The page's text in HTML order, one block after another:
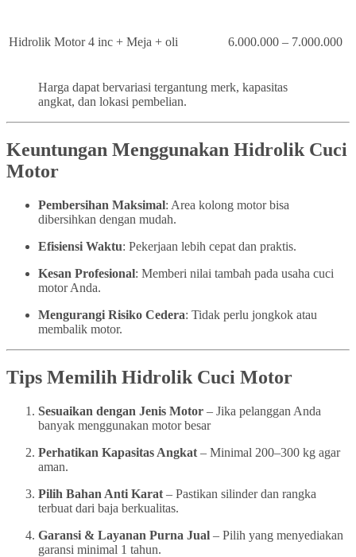
Hidrolik Motor 4 inc + Meja + oli 6.000.000 – 7.000.000
Harga dapat bervariasi tergantung merk, kapasitas
angkat, dan lokasi pembelian.
Keuntungan Menggunakan Hidrolik Cuci
Motor
Pembersihan Maksimal: Area kolong motor bisa
dibersihkan dengan mudah.
Efisiensi Waktu: Pekerjaan lebih cepat dan praktis.
Kesan Profesional: Memberi nilai tambah pada usaha cuci
motor Anda.
Mengurangi Risiko Cedera: Tidak perlu jongkok atau
membalik motor.
Tips Memilih Hidrolik Cuci Motor
Sesuaikan dengan Jenis Motor – Jika pelanggan Anda
banyak menggunakan motor besar
Perhatikan Kapasitas Angkat – Minimal 200–300 kg agar
aman.
Pilih Bahan Anti Karat – Pastikan silinder dan rangka
terbuat dari baja berkualitas.
Garansi & Layanan Purna Jual – Pilih yang menyediakan
garansi minimal 1 tahun.